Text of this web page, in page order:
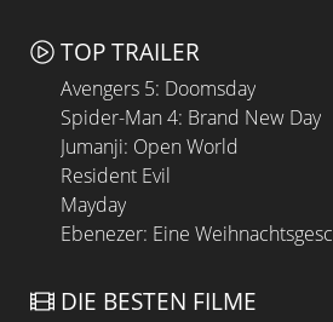
TOP TRAILER
Avengers 5: Doomsday
Spider-Man 4: Brand New Day
Jumanji: Open World
Resident Evil
Mayday
Ebenezer: Eine
DIE BESTEN FILME